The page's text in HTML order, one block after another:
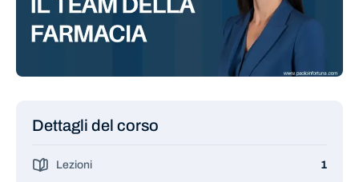
Dettagli del corso
Lezioni 1